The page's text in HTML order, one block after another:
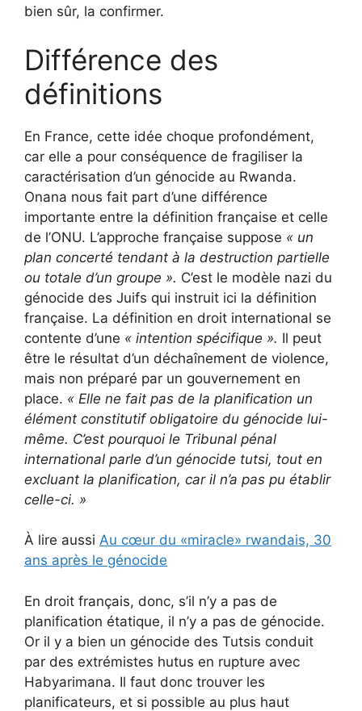
bien sûr, la confirmer.
Différence des
définitions
En France, cette idée choque profondément,
car elle a pour conséquence de fragiliser la
caractérisation d’un génocide au Rwanda.
Onana nous fait part d’une différence
importante entre la définition française et celle
de l’ONU. L’approche française suppose « un
plan concerté tendant à la destruction partielle
ou totale d’un groupe ». C’est le modèle nazi du
génocide des Juifs qui instruit ici la définition
française. La définition en droit international se
contente d’une « intention spécifique ». Il peut
être le résultat d’un déchaînement de violence,
mais non préparé par un gouvernement en
place. « Elle ne fait pas de la planification un
élément constitutif obligatoire du génocide lui-
même. C’est pourquoi le Tribunal pénal
international parle d’un génocide tutsi, tout en
excluant la planification, car il n’a pas pu établir
celle-ci. »
À lire aussi Au cœur du «miracle» rwandais, 30
ans après le génocide
En droit français, donc, s’il n’y a pas de
planification étatique, il n’y a pas de génocide.
Or il y a bien un génocide des Tutsis conduit
par des extrémistes hutus en rupture avec
Habyarimana. Il faut donc trouver les
planificateurs, et si possible au plus haut